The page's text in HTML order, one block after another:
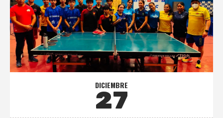
DICIEMBRE
27